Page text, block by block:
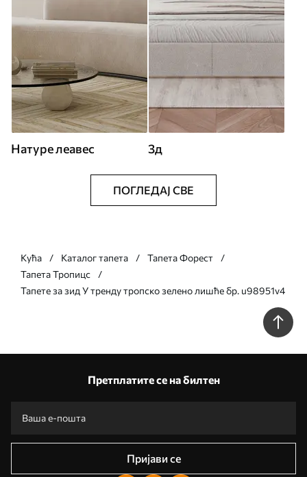
Натуре леавес 3д
ПОГЛЕДАЈ СВЕ
Кућа Каталог тапета
Тапета Форест
Тапета Тропицс
Тапете за зид У тренду тропско зелено лишће бр. u98951v4
Претплатите се на билтен
Пријави се